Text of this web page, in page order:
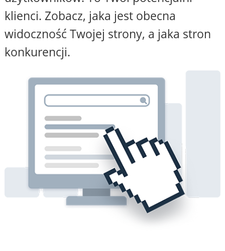
klienci. Zobacz, jaka jest obecna
widoczność Twojej strony, a jaka stron
konkurencji.